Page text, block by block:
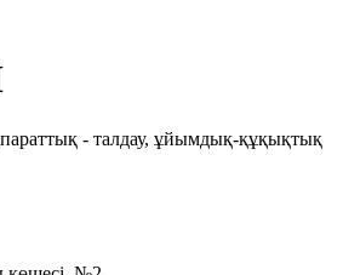
- талдау, ұйымдық-құқықтық